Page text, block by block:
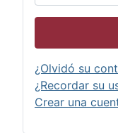
¿Olvidó su
¿Recordar su
Crear una